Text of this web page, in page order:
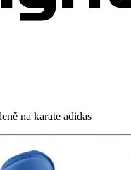
na karate adidas